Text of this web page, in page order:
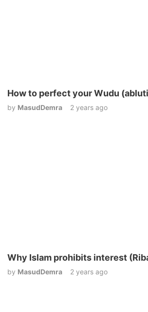
How to perfect your Wudu
by MasudDemra 2 years ago
Why Islam prohibits interest
by MasudDemra 2 years ago